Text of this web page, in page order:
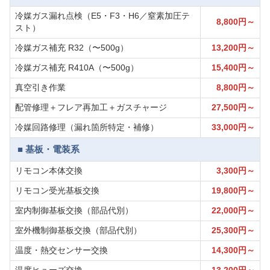
冷媒ガス漏れ点検（E5・F3・H6／窒素加圧テ
スト）
8,800円～
冷媒ガス補充 R32（〜500g） 13,200円～
冷媒ガス補充 R410A（〜500g） 15,400円～
真空引き作業 8,800円～
配管修理＋フレア再加工＋ガスチャージ 27,500円～
冷媒回路修理（漏れ箇所特定・補修） 33,000円～
■ 基板・電装系
リモコン本体交換 3,300円～
リモコン受光基板交換 19,800円～
室内制御基板交換（部品代別） 22,000円～
室外機制御基板交換（部品代別） 25,300円～
温度・熱交センサー交換 14,300円～